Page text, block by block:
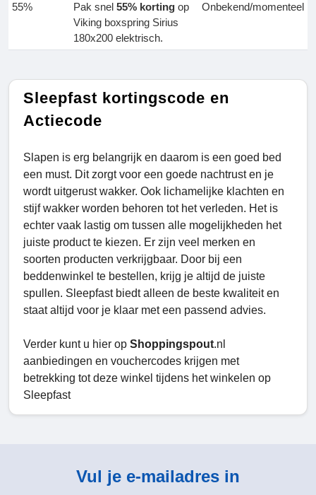
55% Pak snel 55% korting op
Viking boxspring Sirius
180x200 elektrisch.
Onbekend/momenteel
Sleepfast kortingscode en
Actiecode
Slapen is erg belangrijk en daarom is een goed bed
een must. Dit zorgt voor een goede nachtrust en je
wordt uitgerust wakker. Ook lichamelijke klachten en
stijf wakker worden behoren tot het verleden. Het is
echter vaak lastig om tussen alle mogelijkheden het
juiste product te kiezen. Er zijn veel merken en
soorten producten verkrijgbaar. Door bij een
beddenwinkel te bestellen, krijg je altijd de juiste
spullen. Sleepfast biedt alleen de beste kwaliteit en
staat altijd voor je klaar met een passend advies.
Verder kunt u hier op Shoppingspout.nl
aanbiedingen en vouchercodes krijgen met
betrekking tot deze winkel tijdens het winkelen op
Sleepfast
Vul je e-mailadres in